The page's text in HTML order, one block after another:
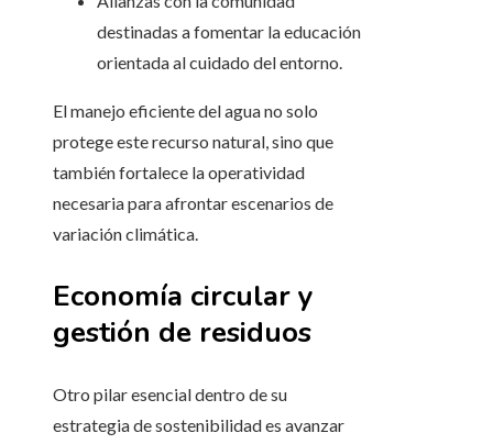
destinadas a fomentar la educación
orientada al cuidado del entorno.
El manejo eficiente del agua no solo
protege este recurso natural, sino que
también fortalece la operatividad
necesaria para afrontar escenarios de
variación climática.
Economía circular y
gestión de residuos
Otro pilar esencial dentro de su
estrategia de sostenibilidad es avanzar